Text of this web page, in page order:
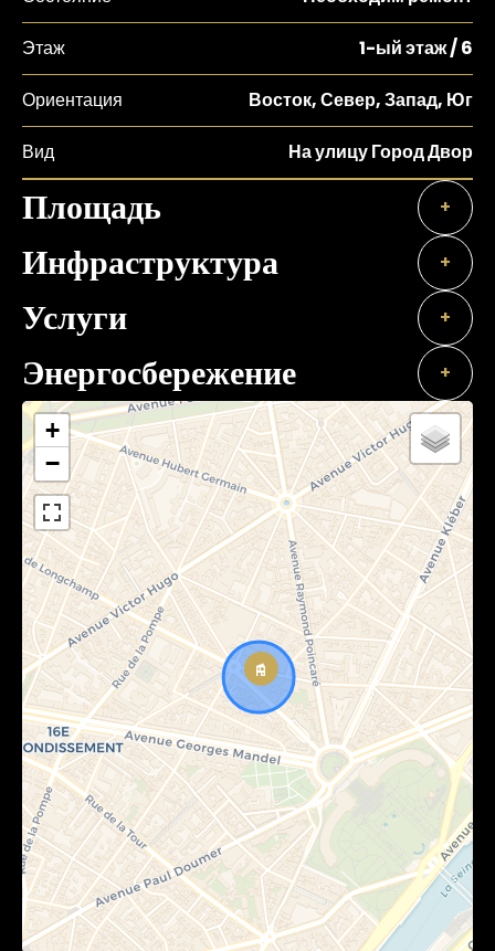
Этаж 1-ый этаж / 6
Ориентация Восток, Север, Запад, Юг
Вид На улицу Город Двор
Площадь +
Инфраструктура +
Услуги +
Энергосбережение +
+
−